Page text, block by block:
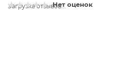
Нет оценок
Загрузка отзывов...